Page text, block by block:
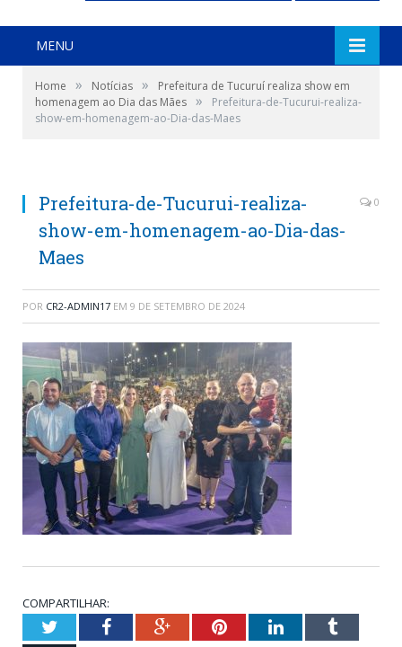
MENU
Home » Notícias »
Prefeitura de Tucuruí realiza show em
homenagem ao Dia das Mães »
Prefeitura-de-Tucurui-realiza-
show-em-homenagem-ao-Dia-das-Maes
Prefeitura-de-Tucurui-realiza-
show-em-homenagem-ao-Dia-das-
Maes
0
POR CR2-ADMIN17 EM 9 DE SETEMBRO DE 2024
COMPARTILHAR:
TwitterFacebookGoogle+PinterestLinkedInTumblr